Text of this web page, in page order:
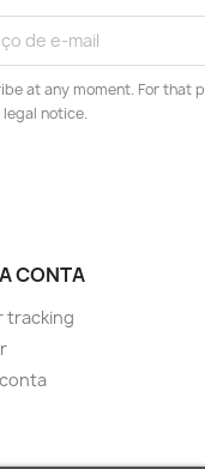
at any moment. For that
notice.
CONTA
tracking